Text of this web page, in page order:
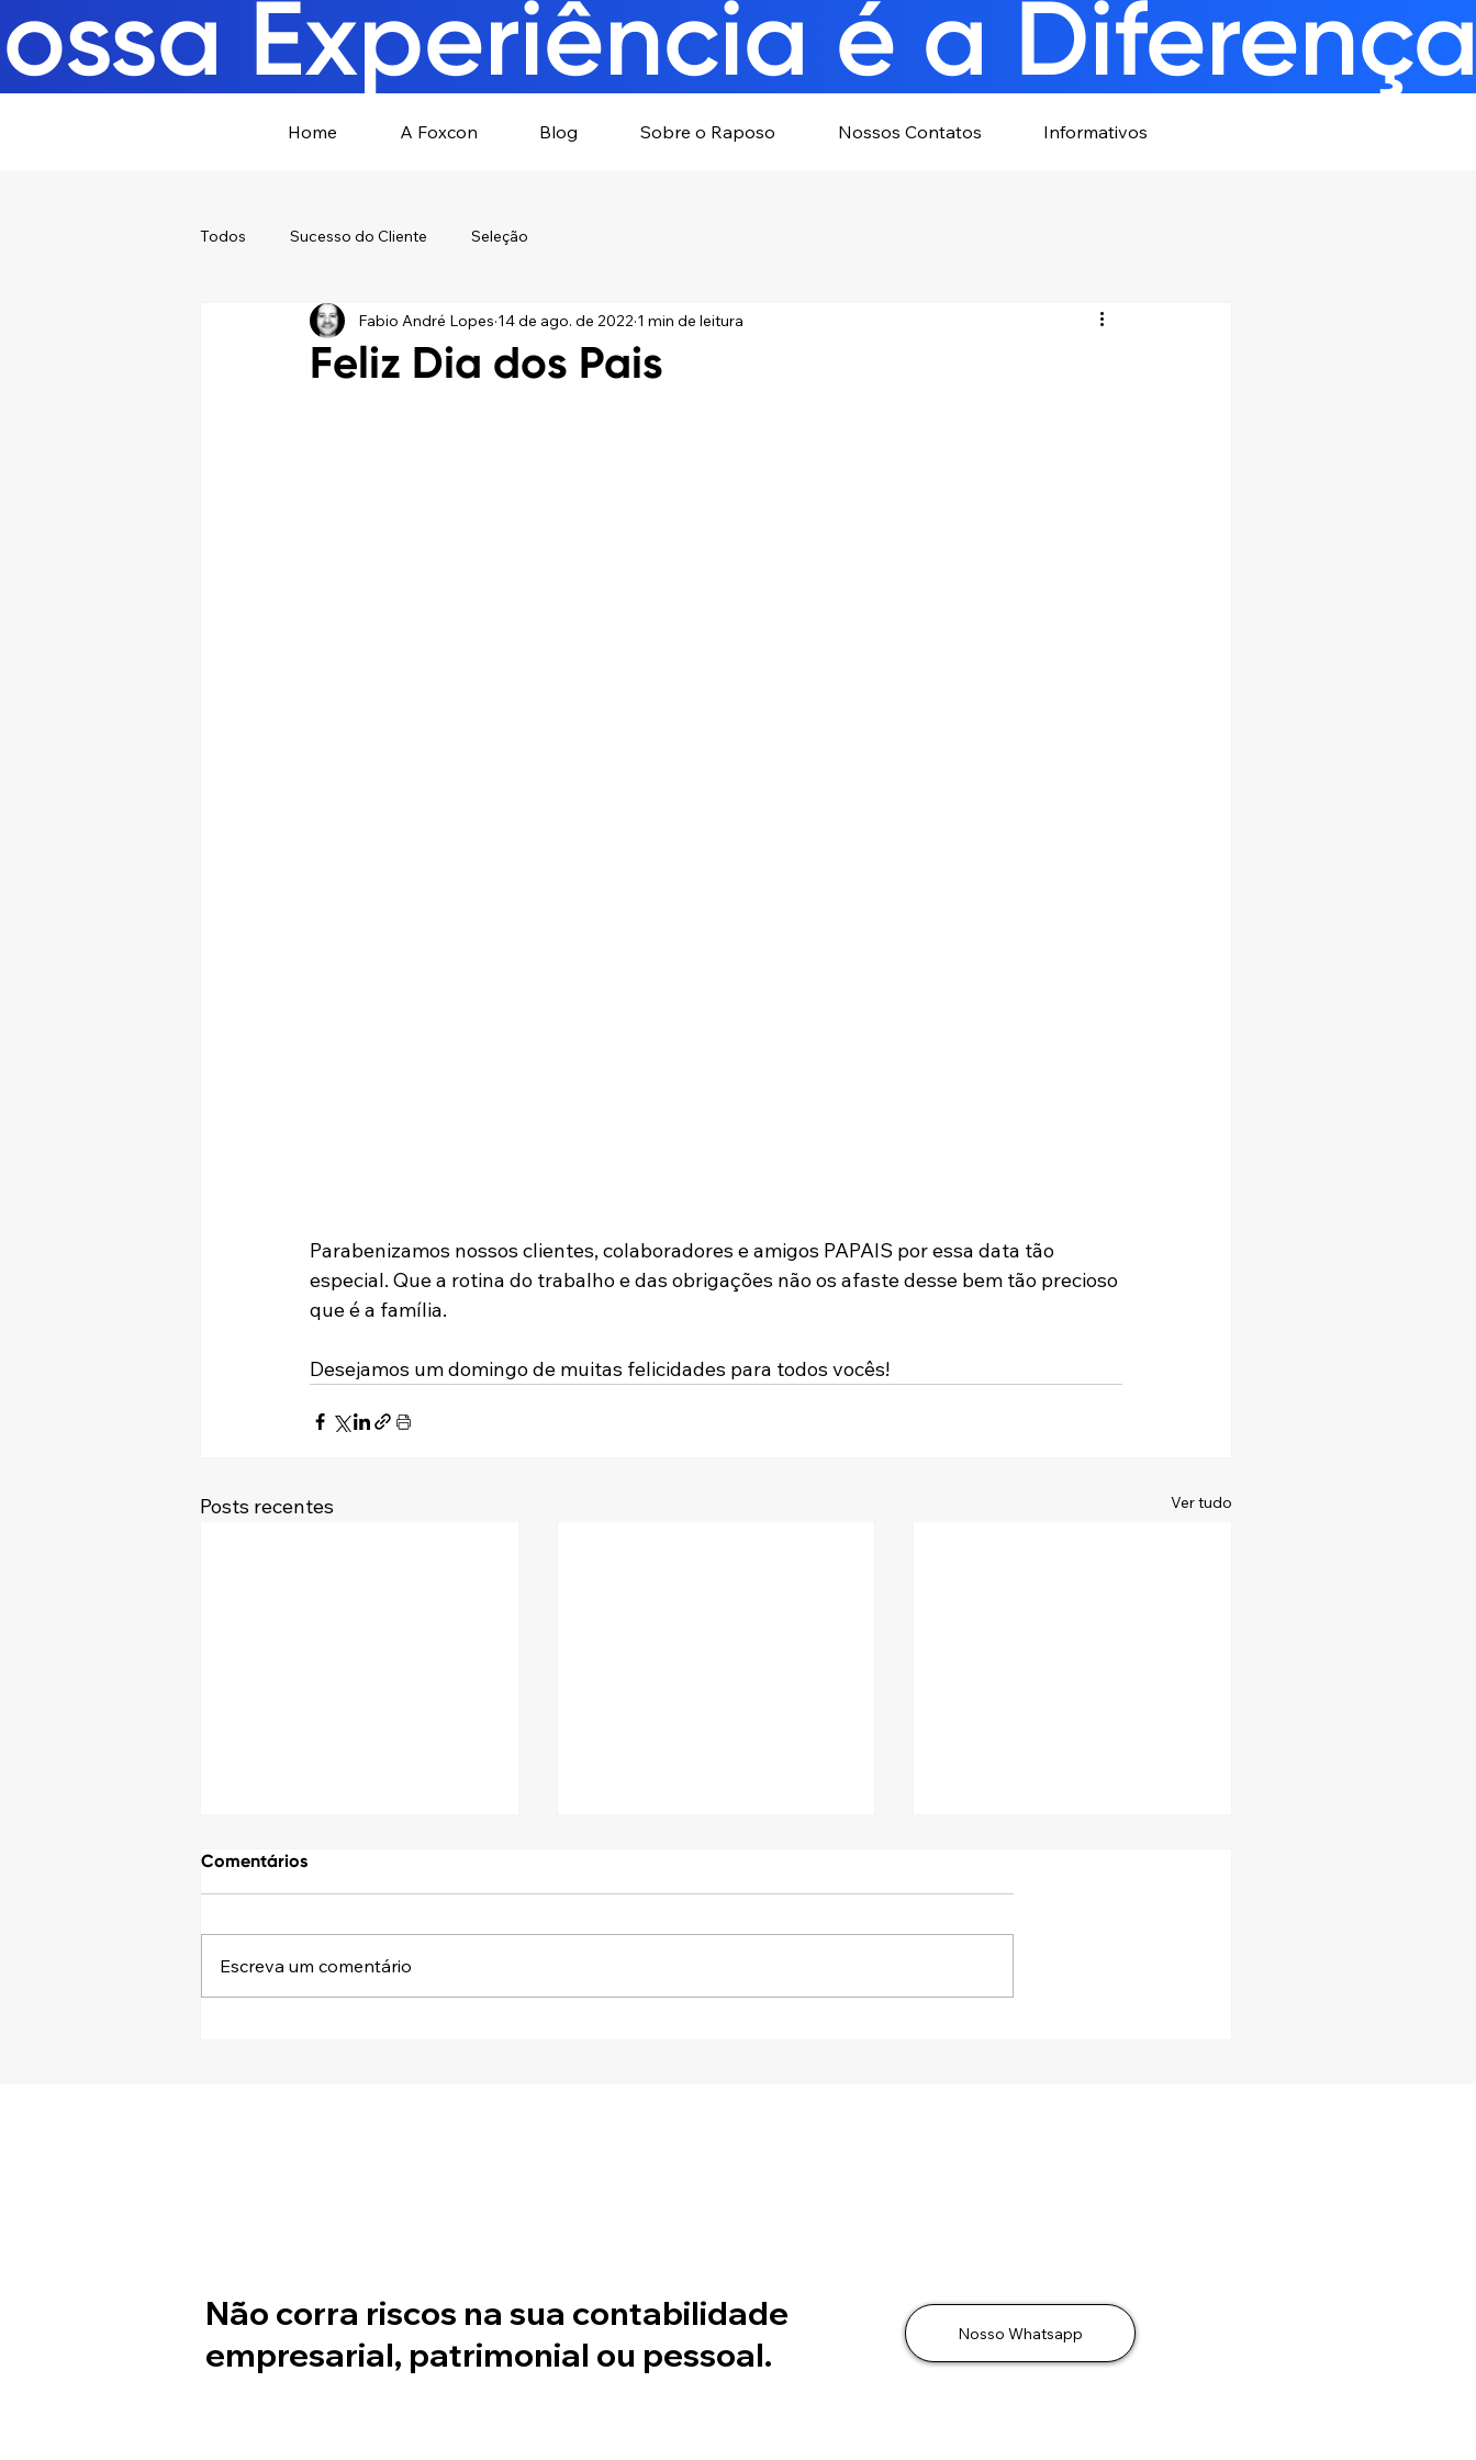
Home A Foxcon Blog Sobre o Raposo Nossos Contatos Informativos
Experiência é a
Todos Sucesso do Cliente Seleção
Feliz Dia dos Pais
Fabio André Lopes 14 de ago. de 2022 1 min de leitura
Parabenizamos nossos clientes, colaboradores e amigos PAPAIS por essa data tão
especial. Que a rotina do trabalho e das obrigações não os afaste desse bem tão precioso
que é a família.
Desejamos um domingo de muitas felicidades para todos vocês!
Posts recentes Ver tudo
Comentários
Escreva um comentário
Não corra riscos na sua contabilidade
empresarial, patrimonial ou pessoal.
Nosso Whatsapp